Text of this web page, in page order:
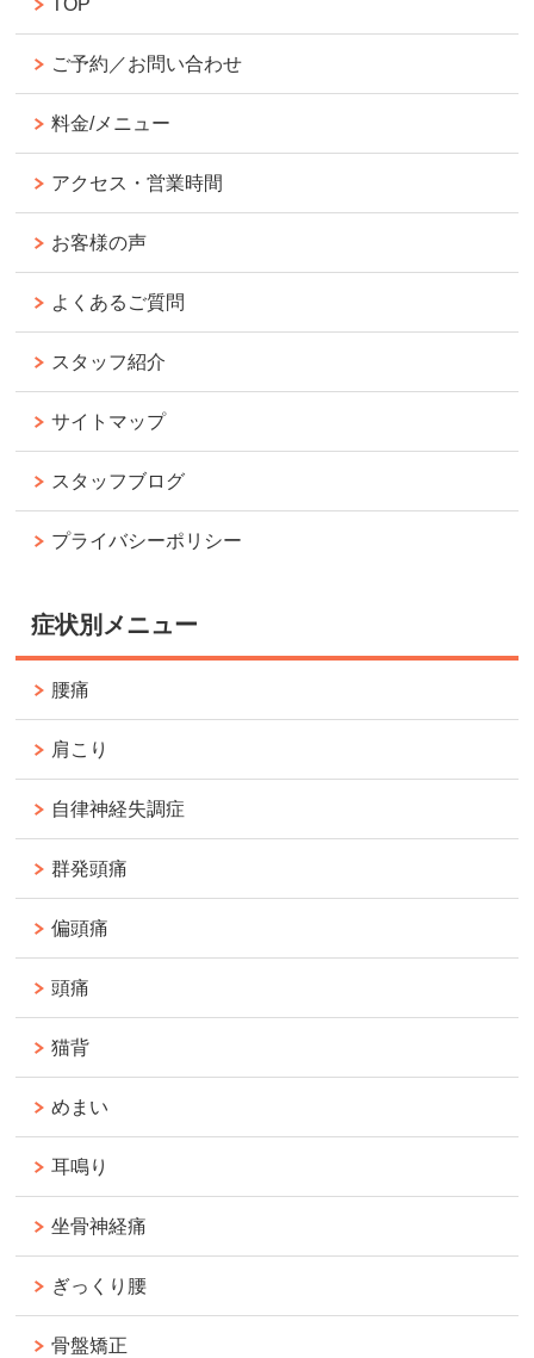
TOP
ご予約／お問い合わせ
料金/メニュー
アクセス・営業時間
お客様の声
よくあるご質問
スタッフ紹介
サイトマップ
スタッフブログ
プライバシーポリシー
症状別メニュー
腰痛
肩こり
自律神経失調症
群発頭痛
偏頭痛
頭痛
猫背
めまい
耳鳴り
坐骨神経痛
ぎっくり腰
骨盤矯正